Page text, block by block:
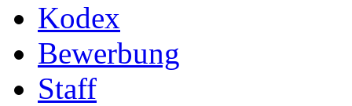
Kodex
Bewerbung
Staff